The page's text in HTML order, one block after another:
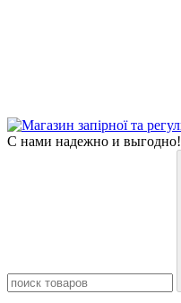
С нами надежно и выгодно!